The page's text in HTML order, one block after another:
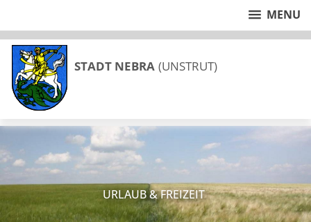
MENU
STADT NEBRA (UNSTRUT)
URLAUB & FREIZEIT